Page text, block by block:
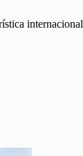
internacional